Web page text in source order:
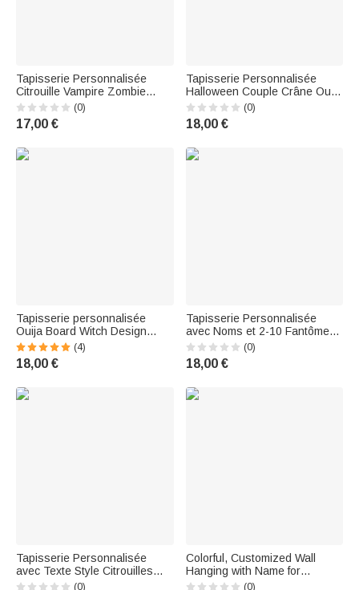
Tapisserie Personnalisée
Citrouille Vampire Zombie
Squelette Gamepad avec Nom
Décoration Murale Halloween
Cadeau pour Famille Amateurs
(0)
17,00 €
Tapisserie Personnalisée
Halloween Couple Crâne Ouija
Board Pattern avec Nom Home
Decor Halloween Party Gift for
Couple Family
(0)
18,00 €
Tapisserie personnalisée
Ouija Board Witch Design
avec nom Décoration murale
Halloween Cadeau pour la
famille
(4)
18,00 €
Tapisserie Personnalisée
avec Noms et 2-10 Fantômes
Décoration à la Maison
Cadeau Fête Halloween pour
Famille
(0)
18,00 €
Tapisserie Personnalisée
avec Texte Style Citrouilles
Fantômes Toiles d'Araignée
(0)
Colorful, Customized Wall
Hanging with Name for
Gamepad—Game Room
(0)